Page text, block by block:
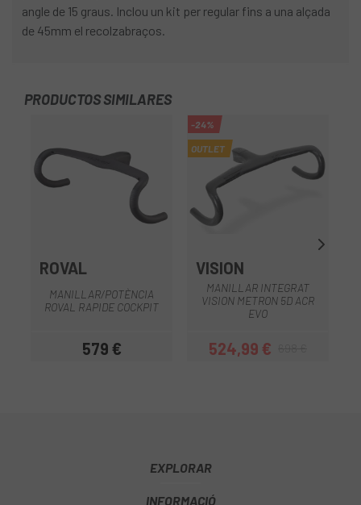
angle de 15 graus. Inclou un kit per regular fins a una alçada
de 45mm el recolzabraços.
PRODUCTOS SIMILARES
ROVAL
MANILLAR/POTÈNCIA
ROVAL RAPIDE COCKPIT
Preu
579 €
-24%
OUTLET
VISION
MANILLAR INTEGRAT
VISION METRON 5D ACR
EVO
Preu
524,99 €Preu regular
EXPLORAR
INFORMACIÓ